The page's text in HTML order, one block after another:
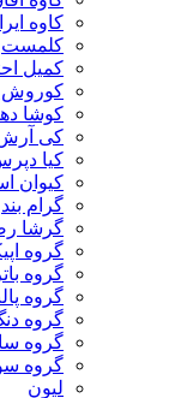
کاوه ایرانی
کلمست
کمیل احتشام
کوروش جمشیدی
کوشا دهقان
کی آرش
کیا دپرس
کیوان اسماعیلی
گرام بند
گرشا رضایی
گروه اپیکور و
گروه باتری و
گروه پالت
گروه دنگ شو
گروه سان دارک
گروه سون